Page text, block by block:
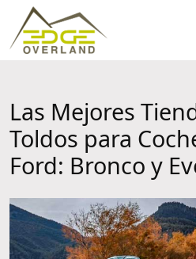
Las Mejores
Toldos para
Ford: Bronco y